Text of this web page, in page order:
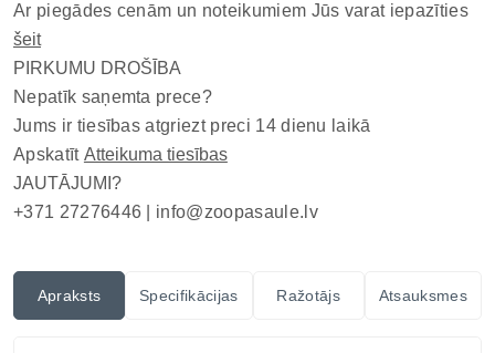
Ar piegādes cenām un noteikumiem Jūs varat iepazīties
šeit
PIRKUMU DROŠĪBA
Nepatīk saņemta prece?
Jums ir tiesības atgriezt preci 14 dienu laikā
Apskatīt Atteikuma tiesības
JAUTĀJUMI?
+371 27276446 | info@zoopasaule.lv
Apraksts Specifikācijas Ražotājs Atsauksmes